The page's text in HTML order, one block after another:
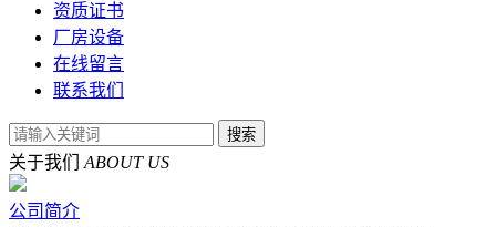
资质证书
厂房设备
在线留言
联系我们
关于我们 ABOUT US
公司简介